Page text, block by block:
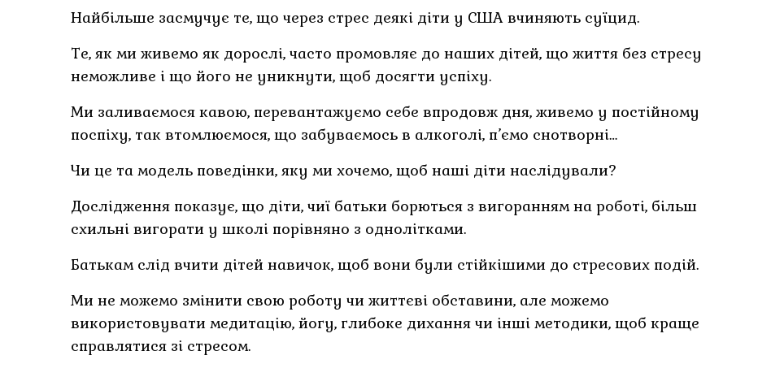
Найбільше засмучує те, що через стрес деякі діти у США вчиняють суїцид.
Те, як ми живемо як дорослі, часто промовляє до наших дітей, що життя без стресу
неможливе і що його не уникнути, щоб досягти успіху.
Ми заливаємося кавою, перевантажуємо себе впродовж дня, живемо у постійному
поспіху, так втомлюємося, що забуваємось в алкоголі, п’ємо снотворні…
Чи це та модель поведінки, яку ми хочемо, щоб наші діти наслідували?
Дослідження показує, що діти, чиї батьки борються з вигоранням на роботі, більш
схильні вигорати у школі порівняно з однолітками.
Батькам слід вчити дітей навичок, щоб вони були стійкішими до стресових подій.
Ми не можемо змінити свою роботу чи життєві обставини, але можемо
використовувати медитацію, йогу, глибоке дихання чи інші методики, щоб краще
справлятися зі стресом.